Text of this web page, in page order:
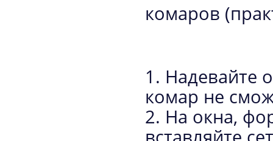
комаров
1. Надевайте
комар не
2. На окна,